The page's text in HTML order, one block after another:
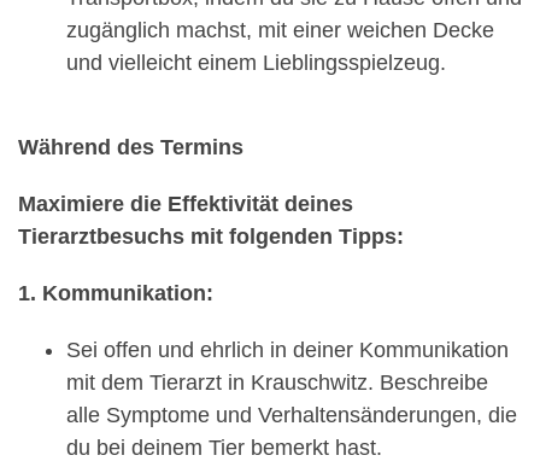
zugänglich machst, mit einer weichen Decke
und vielleicht einem Lieblingsspielzeug.
Während des Termins
Maximiere die Effektivität deines
Tierarztbesuchs mit folgenden Tipps:
1. Kommunikation:
Sei offen und ehrlich in deiner Kommunikation
mit dem Tierarzt in Krauschwitz. Beschreibe
alle Symptome und Verhaltensänderungen, die
du bei deinem Tier bemerkt hast.